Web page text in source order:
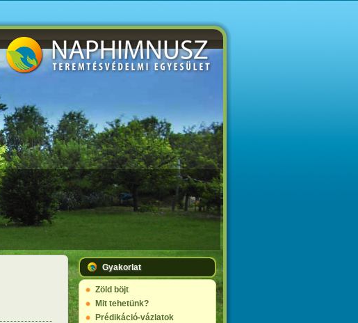
Gyakorlat
Zöld böjt
Mit tehetünk?
Prédikáció-vázlatok